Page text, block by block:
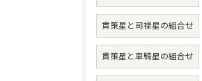
貫策星と司禄星の組合せ
貫策星と車騎星の組合せ